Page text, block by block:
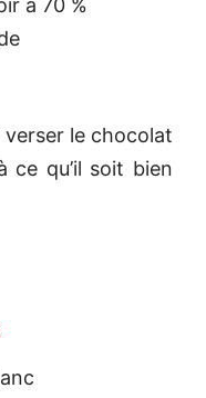
à 70 %
le chocolat
ce qu’il soit bien